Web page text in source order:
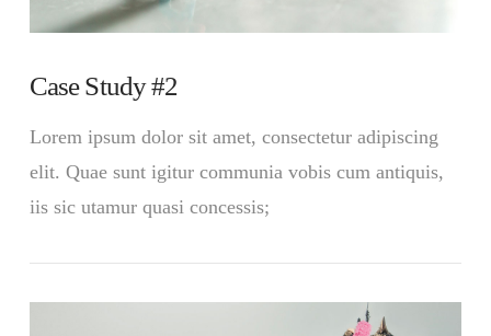
Case Study #2
Lorem ipsum dolor sit amet, consectetur adipiscing
elit. Quae sunt igitur communia vobis cum antiquis,
iis sic utamur quasi concessis;